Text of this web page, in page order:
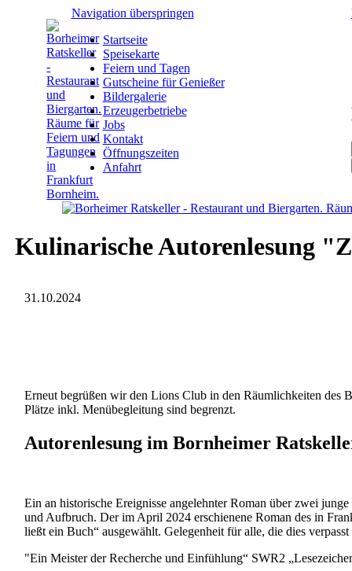
Navigation überspringen
Startseite
Speisekarte
Feiern und Tagen
Gutscheine für Genießer
Bildergalerie
Erzeugerbetriebe
Jobs
Kontakt
Öffnungszeiten
Anfahrt
Kulinarische Autorenlesung
31.10.2024
Erneut begrüßen wir den Lions Club in den Räumlichkeiten des
Plätze inkl. Menübegleitung sind begrenzt.
Autorenlesung im Bornheimer
Ein an historische Ereignisse angelehnter Roman über zwei
und Aufbruch. Der im April 2024 erschienene Roman des in
ließt ein Buch“ ausgewählt. Gelegenheit für alle, die dies
"Ein Meister der Recherche und Einfühlung“ SWR2